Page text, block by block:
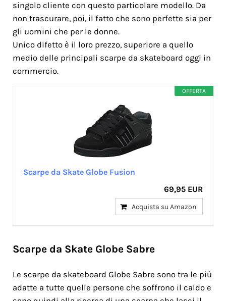
singolo cliente con questo particolare modello. Da
non trascurare, poi, il fatto che sono perfette sia per
gli uomini che per le donne.
Unico difetto è il loro prezzo, superiore a quello
medio delle principali scarpe da skateboard oggi in
commercio.
OFFERTA
Scarpe da Skate Globe Fusion
69,95 EUR
Acquista su Amazon
Scarpe da Skate Globe Sabre
Le scarpe da skateboard Globe Sabre sono tra le più
adatte a tutte quelle persone che soffrono il caldo e